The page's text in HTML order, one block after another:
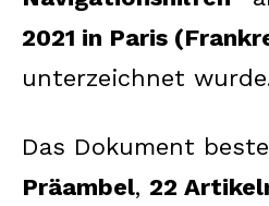
2021 in Paris
unterzeichnet
Das Dokument
Präambel, 22